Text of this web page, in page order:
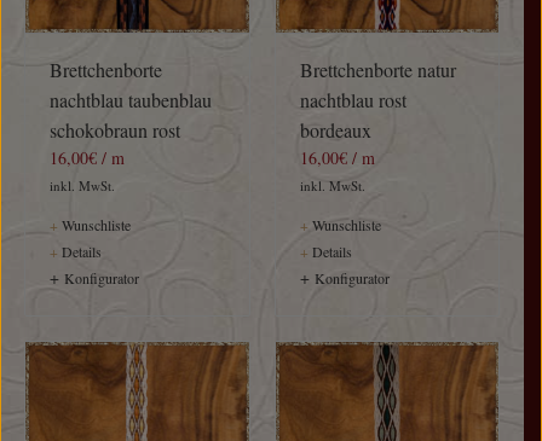
Brettchenborte
nachtblau taubenblau
schokobraun rost
16,00€ / m
inkl. MwSt.
+ Wunschliste
+ Details
+ Konfigurator
Brettchenborte natur
nachtblau rost
bordeaux
16,00€ / m
inkl. MwSt.
+ Wunschliste
+ Details
+ Konfigurator